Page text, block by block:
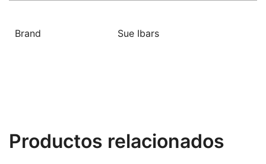
Brand Sue Ibars
Productos relacionados